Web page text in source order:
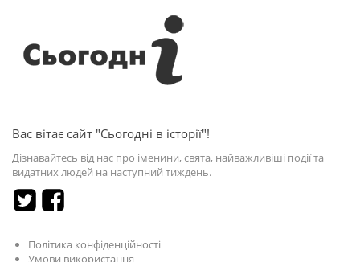
Вас вітає сайт "Сьогодні в історії"!
Дізнавайтесь від нас про іменини, свята, найважливіші події та
видатних людей на наступний тиждень.
Політика конфіденційності
Умови використання